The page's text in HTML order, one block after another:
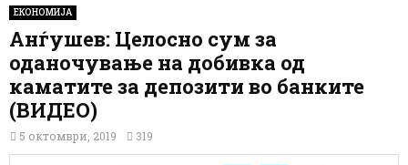
ЕКОНОМИЈА
Анѓушев: Целосно сум за
оданочување на добивка од
каматите за депозити во банките
(ВИДЕО)
5 октомври, 2019 319